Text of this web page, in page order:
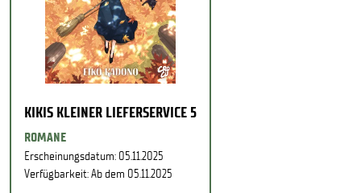
KIKIS KLEINER LIEFERSERVICE 5
ROMANE
Erscheinungsdatum: 05.11.2025
Verfügbarkeit: Ab dem 05.11.2025